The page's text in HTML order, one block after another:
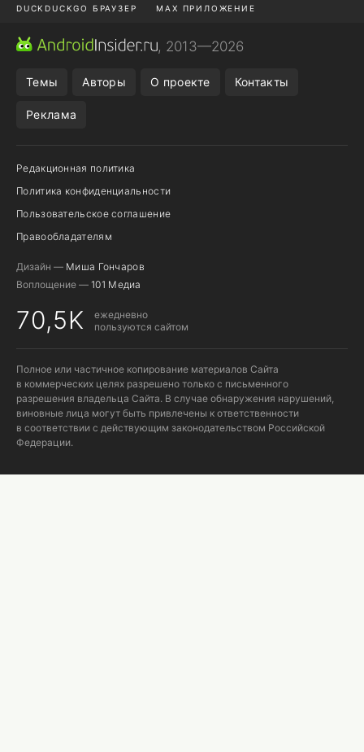
DUCKDUCKGO БРАУЗЕР MAX ПРИЛОЖЕНИЕ
ПРИЛОЖЕНИЯ ANDROID
, 2013—2026
Темы Авторы О проекте Контакты
Реклама
Редакционная политика
Политика конфиденциальности
Пользовательское соглашение
Правообладателям
Дизайн — Миша Гончаров
Воплощение — 101 Медиа
70,5K
ежедневно
пользуются сайтом
Полное или частичное копирование материалов Сайта
в коммерческих целях разрешено только с письменного
разрешения владельца Сайта. В случае обнаружения нарушений,
виновные лица могут быть привлечены к ответственности
в соответствии с действующим законодательством Российской
Федерации.